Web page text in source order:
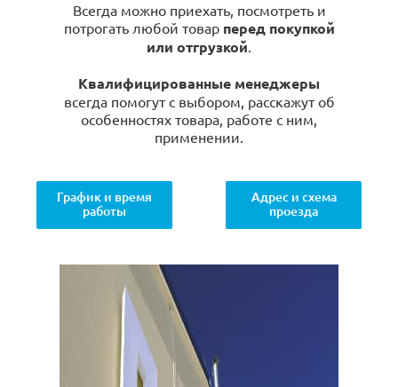
Всегда можно приехать, посмотреть и
потрогать любой товар перед покупкой
или отгрузкой.
Квалифицированные менеджеры
всегда помогут с выбором, расскажут об
особенностях товара, работе с ним,
применении.
График и время
работы
Адрес и схема
проезда